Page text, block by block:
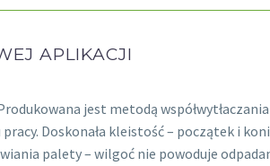
APLIKACJI
jest metodą
Doskonała kleistość – początek i
palety – wilgoć nie powoduje